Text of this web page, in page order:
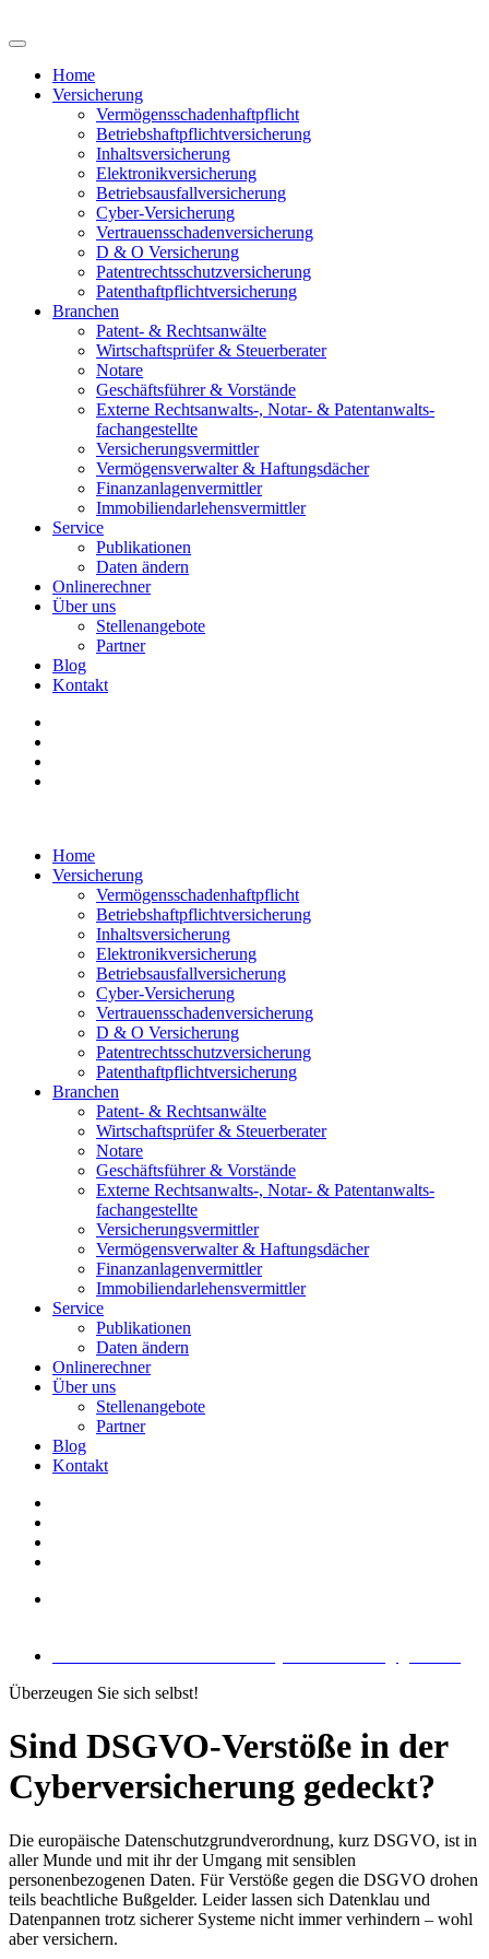
Home
Versicherung
Vermögensschadenhaftpflicht
Betriebshaftpflichtversicherung
Inhaltsversicherung
Elektronikversicherung
Betriebsausfallversicherung
Cyber-Versicherung
Vertrauensschadenversicherung
D & O Versicherung
Patentrechtsschutzversicherung
Patent­haftpflicht­­versicherung
Branchen
Patent- & Rechtsanwälte
Wirtschaftsprüfer & Steuerberater
Notare
Geschäftsführer & Vorstände
Externe Rechtsanwalts-, Notar- & Patentanwalts­
fachangestellte
Versicherungsvermittler
Vermögensverwalter & Haftungsdächer
Finanzanlagenvermittler
Immobiliendarlehensvermittler
Service
Publikationen
Daten ändern
Onlinerechner
Über uns
Stellenangebote
Partner
Blog
Kontakt
Home
Versicherung
Vermögensschadenhaftpflicht
Betriebshaftpflichtversicherung
Inhaltsversicherung
Elektronikversicherung
Betriebsausfallversicherung
Cyber-Versicherung
Vertrauensschadenversicherung
D & O Versicherung
Patentrechtsschutzversicherung
Patent­haftpflicht­­versicherung
Branchen
Patent- & Rechtsanwälte
Wirtschaftsprüfer & Steuerberater
Notare
Geschäftsführer & Vorstände
Externe Rechtsanwalts-, Notar- & Patentanwalts­
fachangestellte
Versicherungsvermittler
Vermögensverwalter & Haftungsdächer
Finanzanlagenvermittler
Immobiliendarlehensvermittler
Service
Publikationen
Daten ändern
Onlinerechner
Über uns
Stellenangebote
Partner
Blog
Kontakt
Überzeugen Sie sich selbst!
Sind DSGVO-Verstöße in der
Cyberversicherung gedeckt?
Die europäische Datenschutzgrundverordnung, kurz DSGVO, ist in
aller Munde und mit ihr der Umgang mit sensiblen
personenbezogenen Daten. Für Verstöße gegen die DSGVO drohen
teils beachtliche Bußgelder. Leider lassen sich Datenklau und
Datenpannen trotz sicherer Systeme nicht immer verhindern – wohl
aber versichern.